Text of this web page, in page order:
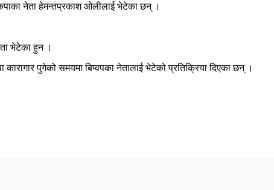
नेता हेमन्तप्रकाश ओलीलाई भेटेका छन् ।
भेटेका हुन ।
पुगेको समयमा बिप्वपका नेतालाई भेटेको प्रतिक्रिया दिएका छन् ।